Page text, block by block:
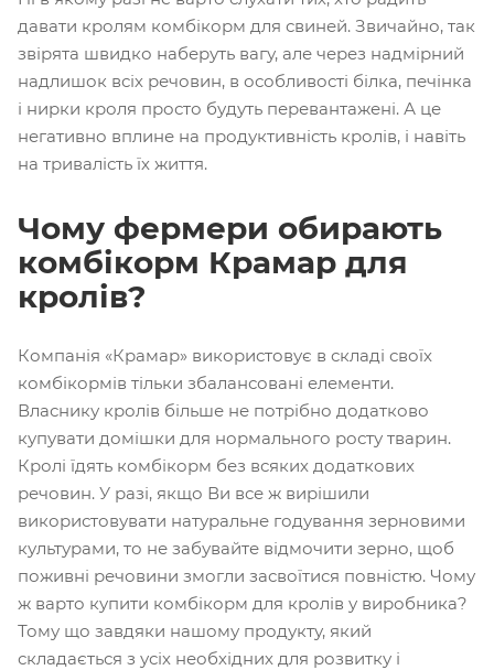
давати кролям комбікорм для свиней. Звичайно, так
звірята швидко наберуть вагу, але через надмірний
надлишок всіх речовин, в особливості білка, печінка
і нирки кроля просто будуть перевантажені. А це
негативно вплине на продуктивність кролів, і навіть
на тривалість їх життя.
Чому фермери обирають
комбікорм Крамар для
кролів?
Компанія «Крамар» використовує в складі своїх
комбікормів тільки збалансовані елементи.
Власнику кролів більше не потрібно додатково
купувати домішки для нормального росту тварин.
Кролі їдять комбікорм без всяких додаткових
речовин. У разі, якщо Ви все ж вирішили
використовувати натуральне годування зерновими
культурами, то не забувайте відмочити зерно, щоб
поживні речовини змогли засвоїтися повністю. Чому
ж варто купити комбікорм для кролів у виробника?
Тому що завдяки нашому продукту, який
складається з усіх необхідних для розвитку і